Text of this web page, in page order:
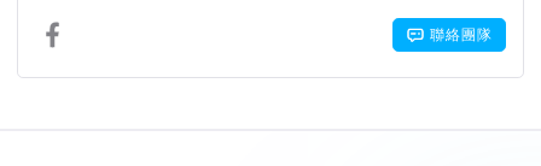
聯絡團隊